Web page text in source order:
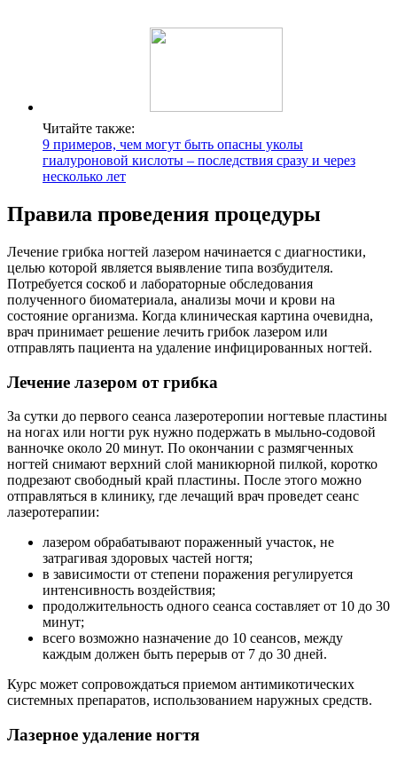
Читайте также:
9 примеров, чем могут быть опасны уколы
гиалуроновой кислоты – последствия сразу и через
несколько лет
Правила проведения процедуры
Лечение грибка ногтей лазером начинается с диагностики,
целью которой является выявление типа возбудителя.
Потребуется соскоб и лабораторные обследования
полученного биоматериала, анализы мочи и крови на
состояние организма. Когда клиническая картина очевидна,
врач принимает решение лечить грибок лазером или
отправлять пациента на удаление инфицированных ногтей.
Лечение лазером от грибка
За сутки до первого сеанса лазеротеропии ногтевые пластины
на ногах или ногти рук нужно подержать в мыльно-содовой
ванночке около 20 минут. По окончании с размягченных
ногтей снимают верхний слой маникюрной пилкой, коротко
подрезают свободный край пластины. После этого можно
отправляться в клинику, где лечащий врач проведет сеанс
лазеротерапии:
лазером обрабатывают пораженный участок, не
затрагивая здоровых частей ногтя;
в зависимости от степени поражения регулируется
интенсивность воздействия;
продолжительность одного сеанса составляет от 10 до 30
минут;
всего возможно назначение до 10 сеансов, между
каждым должен быть перерыв от 7 до 30 дней.
Курс может сопровождаться приемом антимикотических
системных препаратов, использованием наружных средств.
Лазерное удаление ногтя